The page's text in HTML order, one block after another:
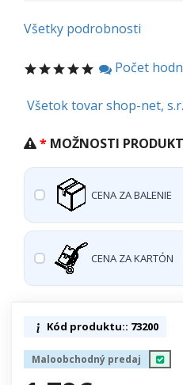
Všetky podrobnosti
Počet
Všetok tovar shop-net,
MOŽNOSTI
CENA ZA BALENIE
CENA ZA KARTÓN
Kód produktu:: 73200
Maloobchodný predaj